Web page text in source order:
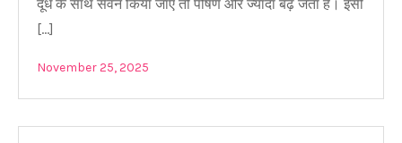
दूध के साथ सेवन किया जाए तो पोषण और ज्यादा बढ़ जता है। इसी
[…]
November 25, 2025